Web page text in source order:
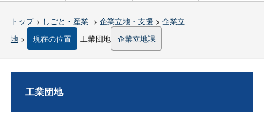
トップ> しごと・産業 > 企業立地・支援 > 企業立
地> 現在の位置 工業団地 企業立地課
工業団地